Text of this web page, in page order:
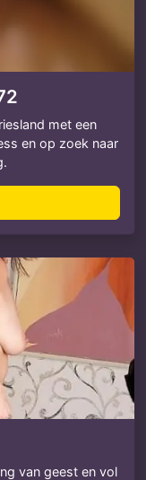
met een
en op zoek naar
van geest en vol